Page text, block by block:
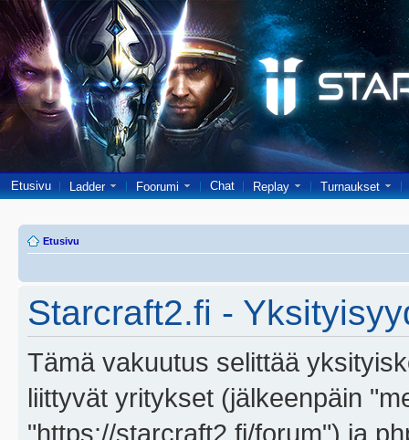
Etusivu Ladder Foorumi Chat Replay Turnaukset
Etusivu
Starcraft2.fi -
Tämä vakuutus selittää
liittyvät yritykset (jälkeenpäin
"https://starcraft2.fi/forum") ja